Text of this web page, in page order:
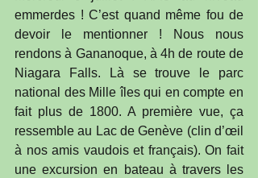
emmerdes ! C’est quand même fou de
devoir le mentionner ! Nous nous
rendons à Gananoque, à 4h de route de
Niagara Falls. Là se trouve le parc
national des Mille îles qui en compte en
fait plus de 1800. A première vue, ça
ressemble au Lac de Genève (clin d’œil
à nos amis vaudois et français). On fait
une excursion en bateau à travers les